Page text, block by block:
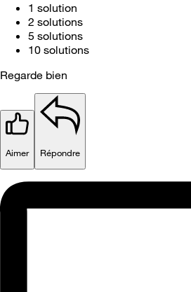
1 solution
2 solutions
5 solutions
10 solutions
Regarde bien
Aimer Répondre